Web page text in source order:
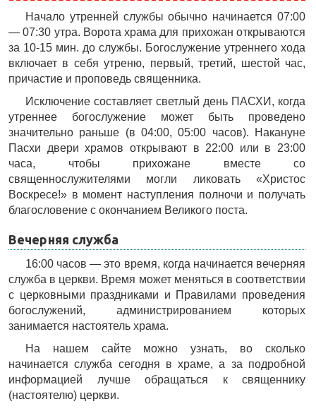
Начало утренней службы обычно начинается 07:00
— 07:30 утра. Ворота храма для прихожан открываются
за 10-15 мин. до службы. Богослужение утреннего хода
включает в себя утреню, первый, третий, шестой час,
причастие и проповедь священника.
Исключение составляет светлый день ПАСХИ, когда
утреннее богослужение может быть проведено
значительно раньше (в 04:00, 05:00 часов). Накануне
Пасхи двери храмов открывают в 22:00 или в 23:00
часа, чтобы прихожане вместе со
священнослужителями могли ликовать «Христос
Воскресе!» в момент наступления полночи и получать
благословение с окончанием Великого поста.
Вечерняя служба
16:00 часов — это время, когда начинается вечерняя
служба в церкви. Время может меняться в соответствии
с церковными праздниками и Правилами проведения
богослужений, администрированием которых
занимается настоятель храма.
На нашем сайте можно узнать, во сколько
начинается служба сегодня в храме, а за подробной
информацией лучше обращаться к священнику
(настоятелю) церкви.